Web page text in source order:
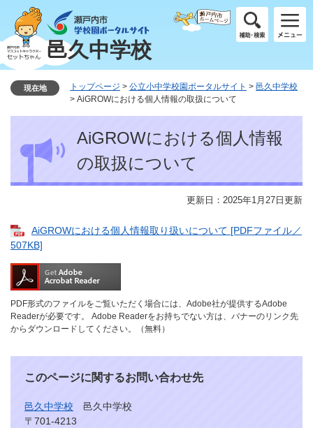
ジ
の
先
ュ
ー
を
邑久中学校
現在地 トップページ > 公立小中学校園ポータルサイト > 邑久中学校
> AiGROWにおける個人情報の取扱について
AiGROWにおける個人情報
の取扱について
更新日：2025年1月27日更新
AiGROWにおける個人情報取り扱いについて [PDFファイル／
507KB]
PDF形式のファイルをご覧いただく場合には、Adobe社が提供するAdobe
Readerが必要です。
Adobe Readerをお持ちでない方は、バナーのリンク先
からダウンロードしてください。（無料）
このページに関するお問い合わせ先
邑久中学校
邑久中学校
〒701-4213